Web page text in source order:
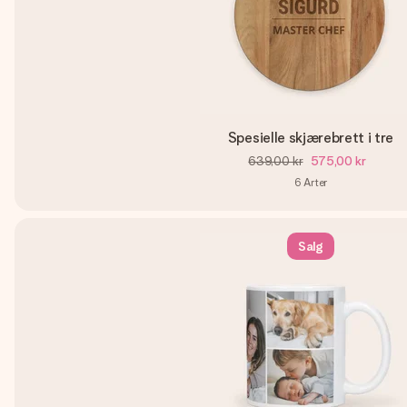
Spesielle skjærebrett i tre
639,00 kr 575,00 kr
6 Arter
Salg